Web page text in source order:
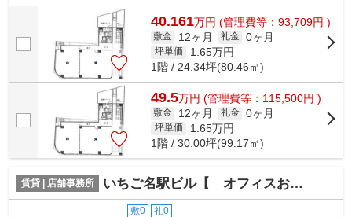
40.161万円 (管理費等：93,709円 )
敷金 12ヶ月 礼金 0ヶ月
坪単価 1.65万円
1階 / 24.34坪(80.46㎡)
49.5万円 (管理費等：115,500円 )
敷金 12ヶ月 礼金 0ヶ月
坪単価 1.65万円
1階 / 30.00坪(99.17㎡)
賃貸 | 店舗事務所 いちご名駅ビル【 オフィスおすすめ 】
敷0 礼0